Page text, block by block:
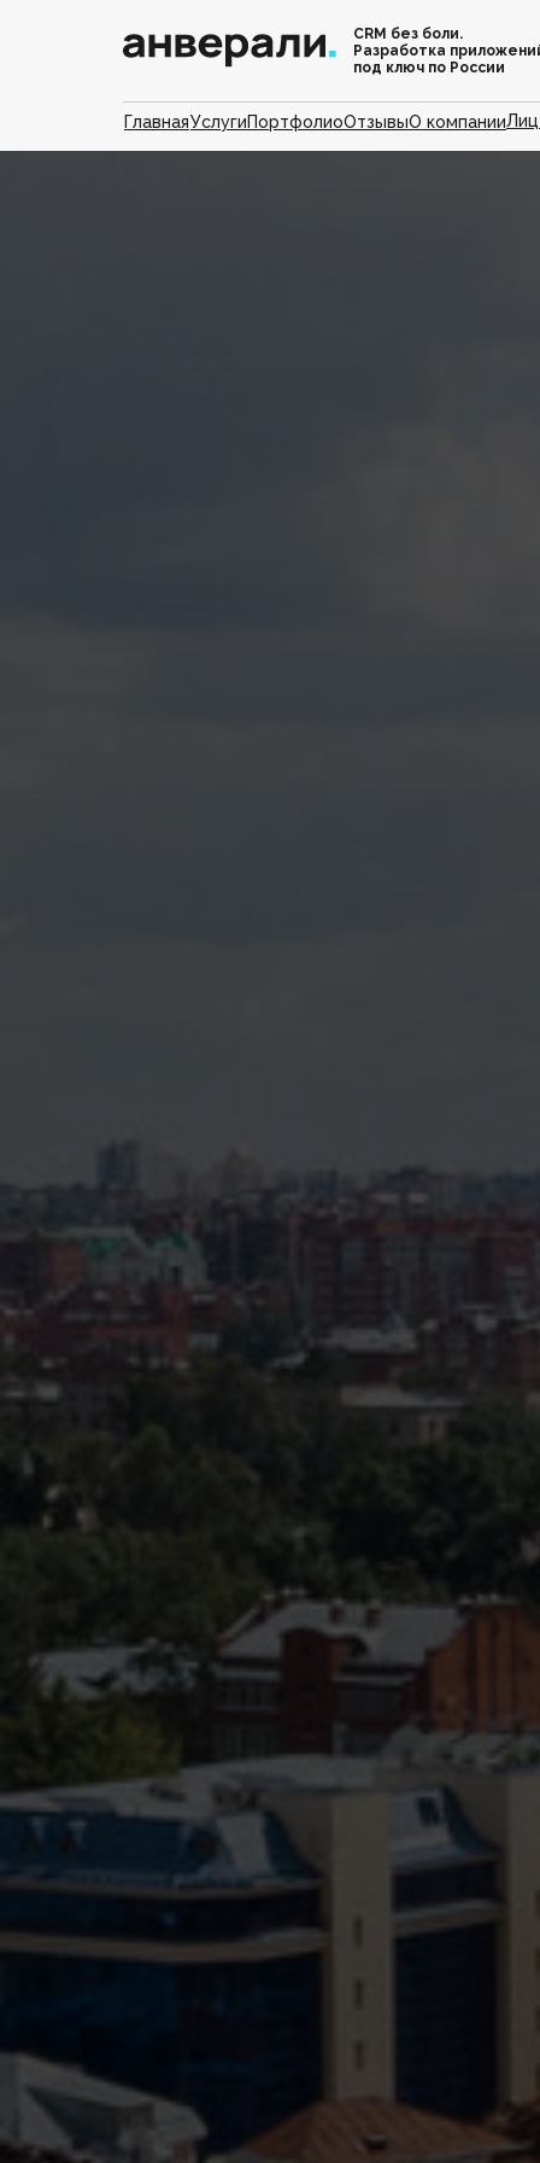
CRM без боли.
Разработка
под ключ по России
ГлавнаяУслугиПортфолиоОтзывыО компании